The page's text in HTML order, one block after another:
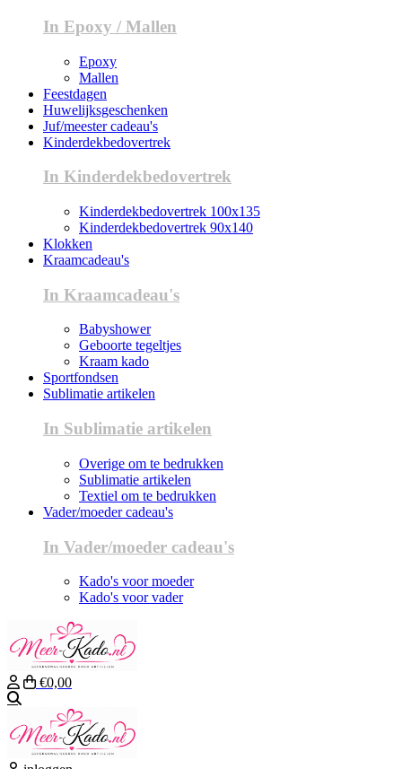
In Epoxy / Mallen
Epoxy
Mallen
Feestdagen
Huwelijksgeschenken
Juf/meester cadeau's
Kinderdekbedovertrek
In Kinderdekbedovertrek
Kinderdekbedovertrek 100x135
Kinderdekbedovertrek 90x140
Klokken
Kraamcadeau's
In Kraamcadeau's
Babyshower
Geboorte tegeltjes
Kraam kado
Sportfondsen
Sublimatie artikelen
In Sublimatie artikelen
Overige om te bedrukken
Sublimatie artikelen
Textiel om te bedrukken
Vader/moeder cadeau's
In Vader/moeder cadeau's
Kado's voor moeder
Kado's voor vader
€0,00